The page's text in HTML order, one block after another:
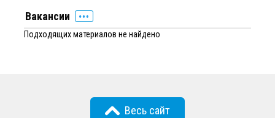
Вакансии
Подходящих материалов не найдено
Весь сайт